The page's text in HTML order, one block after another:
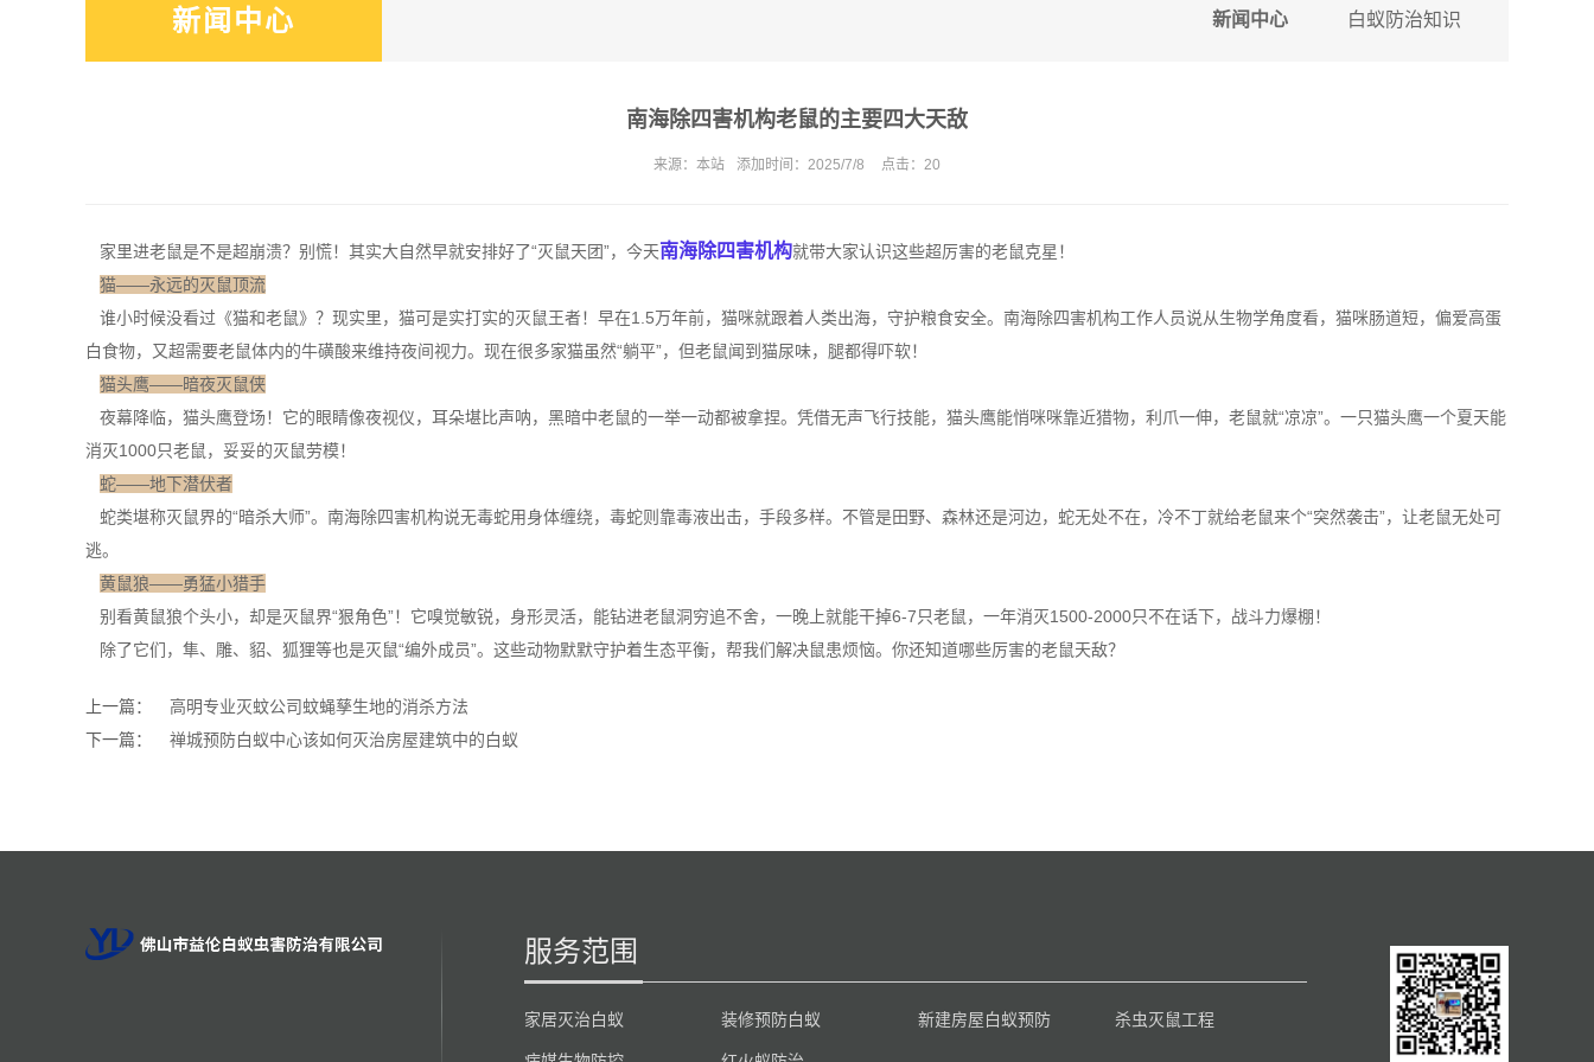
新闻中心 新闻中心 白蚁防治知识
南海除四害机构老鼠的主要四大天敌
来源： 本站 添加时间： 2025/7/8 点击： 20
家里进老鼠是不是超崩溃？别慌！其实大自然早就安排好了“灭鼠天团”，今天南海除四害机构就带大家认识这些超厉害的老鼠克星！
猫——永远的灭鼠顶流
谁小时候没看过《猫和老鼠》？现实里，猫可是实打实的灭鼠王者！早在1.5万年前，猫咪就跟着人类出海，守护粮食安全。南海除四害机构工作人员说从生物学角度看，猫咪肠道短，偏爱高蛋
白食物，又超需要老鼠体内的牛磺酸来维持夜间视力。现在很多家猫虽然“躺平”，但老鼠闻到猫尿味，腿都得吓软！
猫头鹰——暗夜灭鼠侠
夜幕降临，猫头鹰登场！它的眼睛像夜视仪，耳朵堪比声呐，黑暗中老鼠的一举一动都被拿捏。凭借无声飞行技能，猫头鹰能悄咪咪靠近猎物，利爪一伸，老鼠就“凉凉”。一只猫头鹰一个夏天能
消灭1000只老鼠，妥妥的灭鼠劳模！
蛇——地下潜伏者
蛇类堪称灭鼠界的“暗杀大师”。南海除四害机构说无毒蛇用身体缠绕，毒蛇则靠毒液出击，手段多样。不管是田野、森林还是河边，蛇无处不在，冷不丁就给老鼠来个“突然袭击”，让老鼠无处可
逃。
黄鼠狼——勇猛小猎手
别看黄鼠狼个头小，却是灭鼠界“狠角色”！它嗅觉敏锐，身形灵活，能钻进老鼠洞穷追不舍，一晚上就能干掉6-7只老鼠，一年消灭1500-2000只不在话下，战斗力爆棚！
除了它们，隼、雕、貂、狐狸等也是灭鼠“编外成员”。这些动物默默守护着生态平衡，帮我们解决鼠患烦恼。你还知道哪些厉害的老鼠天敌？
上一篇：
高明专业灭蚊公司蚊蝇孳生地的消杀方法
下一篇：
禅城预防白蚁中心该如何灭治房屋建筑中的白蚁
服务范围
家居灭治白蚁 装修预防白蚁 新建房屋白蚁预防 杀虫灭鼠工程